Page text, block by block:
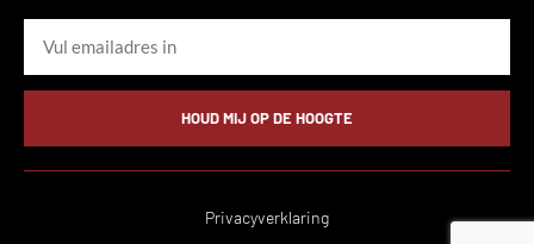
HOUD MIJ OP DE HOOGTE
Privacyverklaring